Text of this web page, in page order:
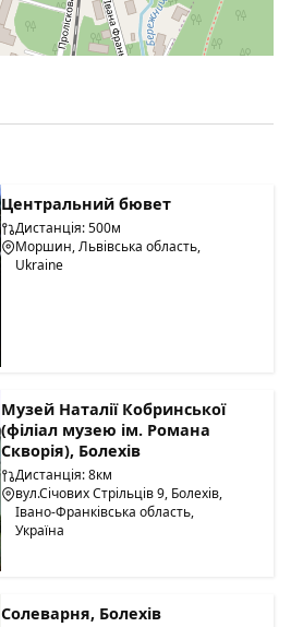
Центральний бювет
Дистанція: 500м
Моршин, Львівська область,
Ukraine
Музей Наталії Кобринської
(філіал музею ім. Романа
Скворія), Болехів
Дистанція: 8км
вул.Січових Стрільців 9, Болехів,
Івано-Франківська область,
Україна
Солеварня, Болехів